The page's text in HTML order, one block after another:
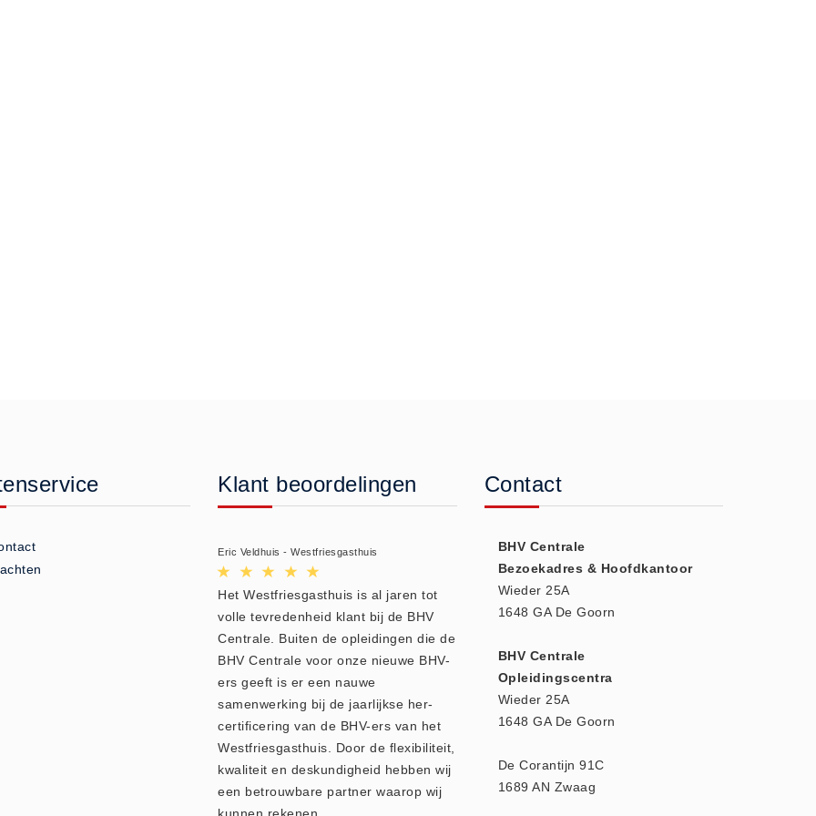
Klant beoordelingen
Eric Veldhuis - Westfriesgasthuis
Het Westfriesgasthuis is al jaren tot
volle tevredenheid klant bij de BHV
Centrale. Buiten de opleidingen die de
BHV Centrale voor onze nieuwe BHV-
ers geeft is er een nauwe
samenwerking bij de jaarlijkse her-
certificering van de BHV-ers van het
Westfriesgasthuis. Door de flexibiliteit,
kwaliteit en deskundigheid hebben wij
een betrouwbare partner waarop wij
Contact
BHV Centrale
Bezoekadres & Hoofdkantoor
Wieder 25A
1648 GA De Goorn
BHV Centrale
Opleidingscentra
Wieder 25A
1648 GA De Goorn
De Corantijn 91C
1689 AN Zwaag